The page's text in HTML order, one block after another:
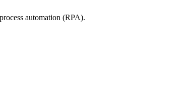
automation (RPA).